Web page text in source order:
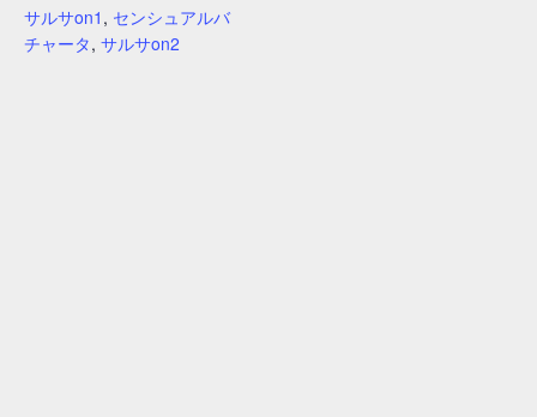
サルサon1 , センシュアルバ
チャータ, サルサon2